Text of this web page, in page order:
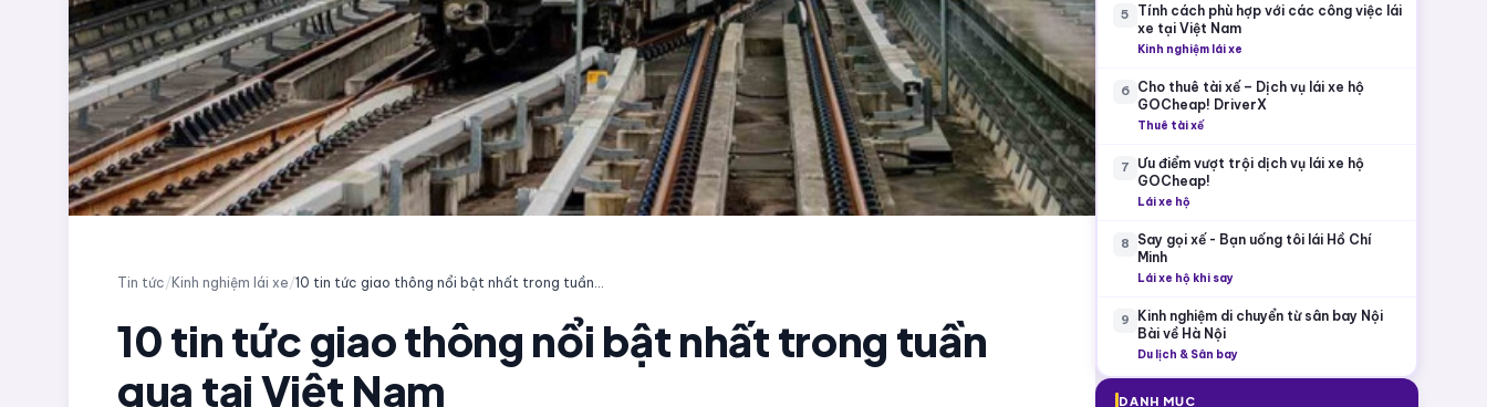
Tin tức /Kinh nghiệm lái xe /
10 tin tức giao thông nổi bật nhất trong tuần
qua tại Việt Nam
5
Tính cách phù hợp với các công việc lái
xe tại Việt Nam
Kinh nghiệm lái xe
6
Cho thuê tài xế – Dịch vụ lái xe hộ
GOCheap! DriverX
Thuê tài xế
7
Ưu điểm vượt trội dịch vụ lái xe hộ
GOCheap!
Lái xe hộ
8
Say gọi xế - Bạn uống tôi lái Hồ Chí
Minh
Lái xe hộ khi say
9
Kinh nghiệm di chuyển từ sân bay Nội
Bài về Hà Nội
Du lịch & Sân bay
DANH MỤC